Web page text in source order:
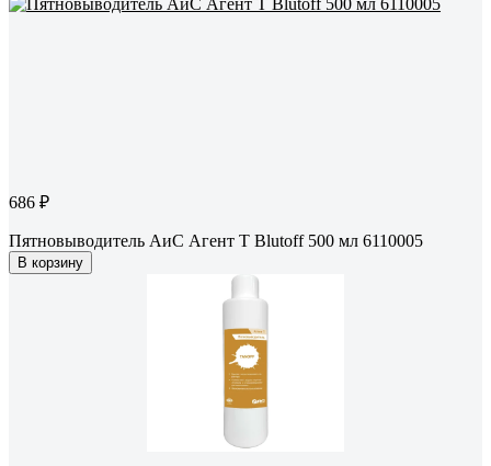
686 ₽
Пятновыводитель АиС Агент Т Blutoff 500 мл 6110005
В корзину